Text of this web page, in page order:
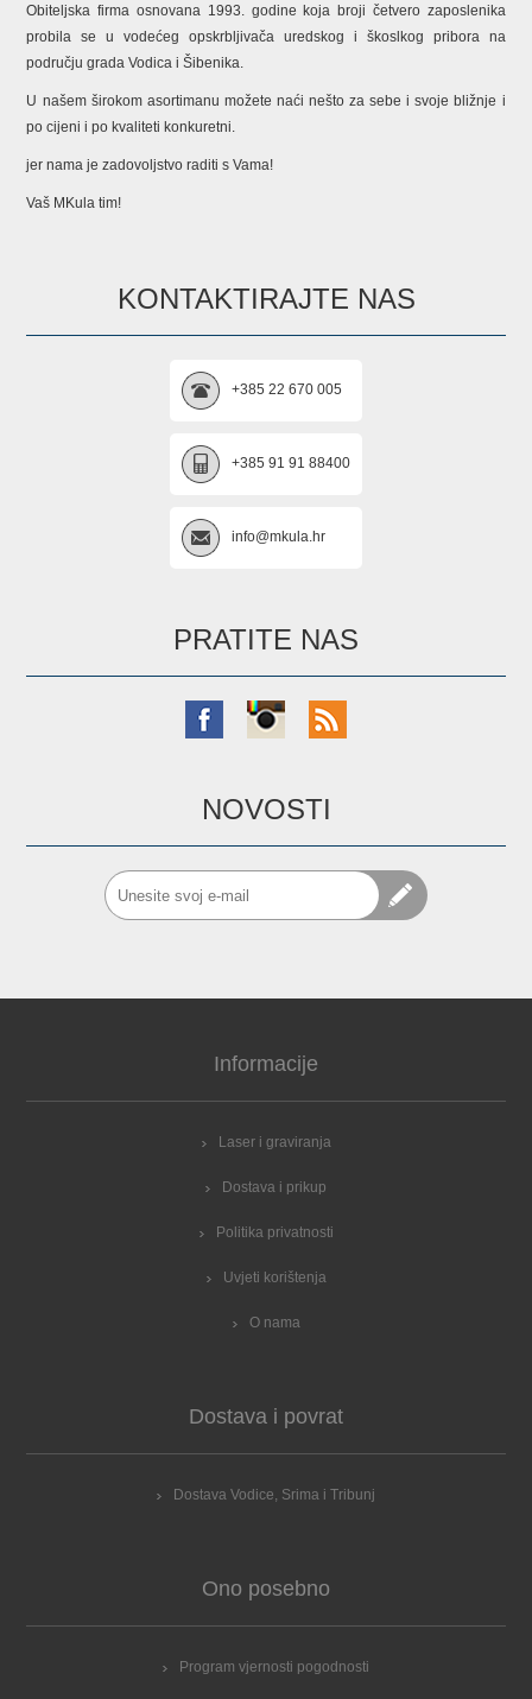
Obiteljska firma osnovana 1993. godine koja broji četvero zaposlenika
probila se u vodećeg opskrbljivača uredskog i škoslkog pribora na
području grada Vodica i Šibenika.
U našem širokom asortimanu možete naći nešto za sebe i svoje bližnje i
po cijeni i po kvaliteti konkuretni.
jer nama je zadovoljstvo raditi s Vama!
Vaš MKula tim!
KONTAKTIRAJTE NAS
+385 22 670 005
+385 91 91 88400
info@mkula.hr
PRATITE NAS
NOVOSTI
Informacije
Laser i graviranja
Dostava i prikup
Politika privatnosti
Uvjeti korištenja
O nama
Dostava i povrat
Dostava Vodice, Srima i Tribunj
Ono posebno
Program vjernosti pogodnosti